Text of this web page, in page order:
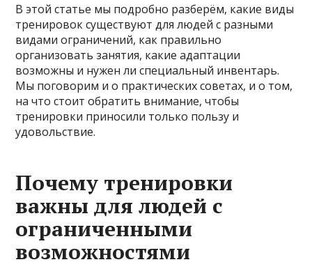
В этой статье мы подробно разберём, какие виды
тренировок существуют для людей с разными
видами ограничений, как правильно
организовать занятия, какие адаптации
возможны и нужен ли специальный инвентарь.
Мы поговорим и о практических советах, и о том,
на что стоит обратить внимание, чтобы
тренировки приносили только пользу и
удовольствие.
Почему тренировки
важны для людей с
ограниченными
возможностями